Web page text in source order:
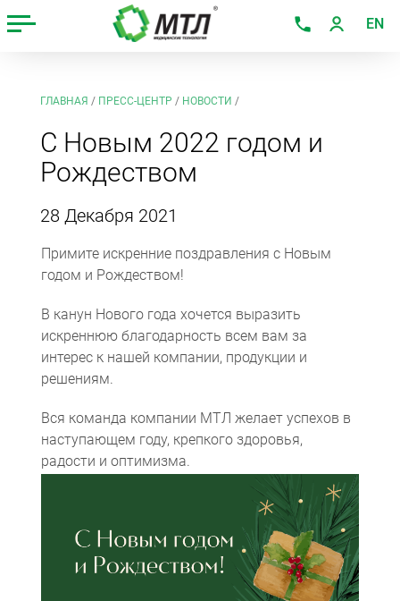
EN
ГЛАВНАЯ / ПРЕСС-ЦЕНТР / НОВОСТИ /
С Новым 2022 годом и
Рождеством
28 Декабря 2021
Примите искренние поздравления с Новым
годом и Рождеством!
В канун Нового года хочется выразить
искреннюю благодарность всем вам за
интерес к нашей компании, продукции и
решениям.
Вся команда компании МТЛ желает успехов в
наступающем году, крепкого здоровья,
радости и оптимизма.